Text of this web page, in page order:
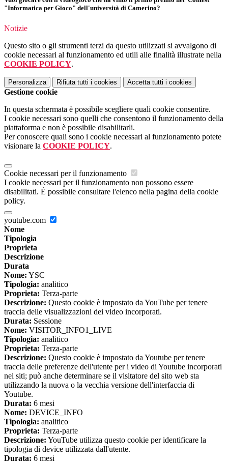
"Informatica per Gioco" dell'università di Camerino?
Notizie
Questo sito o gli strumenti terzi da questo utilizzati si avvalgono di
cookie necessari al funzionamento ed utili alle finalità illustrate nella
COOKIE POLICY.
Personalizza Rifiuta tutti i cookies Accetta tutti i cookies
Gestione cookie
In questa schermata è possibile scegliere quali cookie consentire.
I cookie necessari sono quelli che consentono il funzionamento della
piattaforma e non è possibile disabilitarli.
Per conoscere quali sono i cookie necessari al funzionamento potete
visionare la COOKIE POLICY.
Cookie necessari per il funzionamento
I cookie necessari per il funzionamento non possono essere
disabilitati. È possibile consultare l'elenco nella pagina della cookie
policy.
youtube.com
Nome
Tipologia
Proprieta
Descrizione
Durata
Nome: YSC
Tipologia: analitico
Proprieta: Terza-parte
Descrizione: Questo cookie è impostato da YouTube per tenere
traccia delle visualizzazioni dei video incorporati.
Durata: Sessione
Nome: VISITOR_INFO1_LIVE
Tipologia: analitico
Proprieta: Terza-parte
Descrizione: Questo cookie è impostato da Youtube per tenere
traccia delle preferenze dell'utente per i video di Youtube incorporati
nei siti; può anche determinare se il visitatore del sito web sta
utilizzando la nuova o la vecchia versione dell'interfaccia di
Youtube.
Durata: 6 mesi
Nome: DEVICE_INFO
Tipologia: analitico
Proprieta: Terza-parte
Descrizione: YouTube utilizza questo cookie per identificare la
tipologia di device utilizzata dall'utente.
Durata: 6 mesi